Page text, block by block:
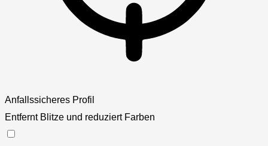
Anfallssicheres Profil
Entfernt Blitze und reduziert Farben